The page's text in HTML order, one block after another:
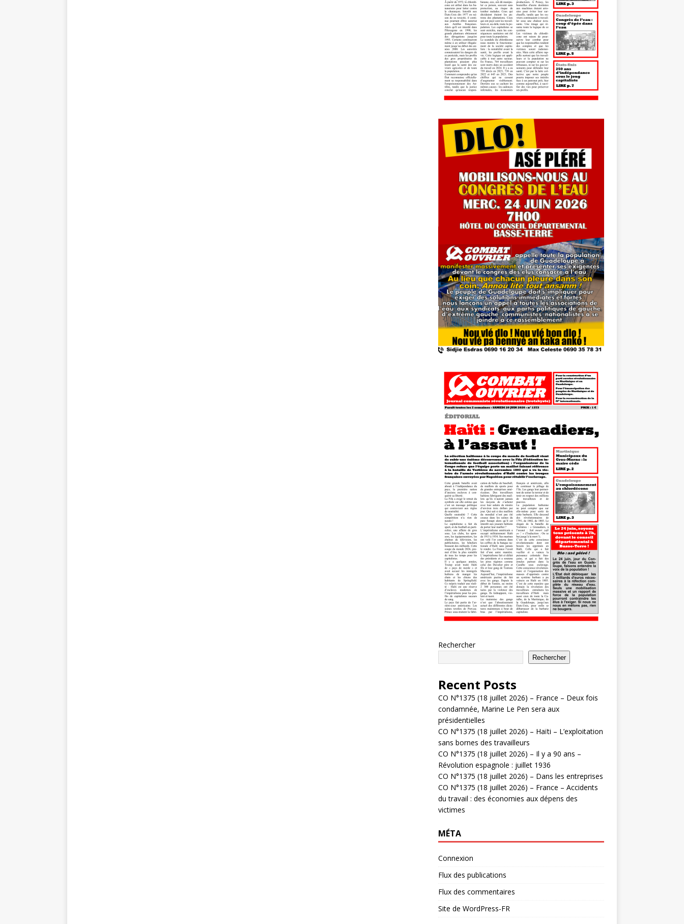
Rechercher
Rechercher
Recent Posts
CO N°1375 (18 juillet 2026) – France – Deux fois
condamnée, Marine Le Pen sera aux
présidentielles
CO N°1375 (18 juillet 2026) – Haïti – L’exploitation
sans bornes des travailleurs
CO N°1375 (18 juillet 2026) – Il y a 90 ans –
Révolution espagnole : juillet 1936
CO N°1375 (18 juillet 2026) – Dans les entreprises
CO N°1375 (18 juillet 2026) – France – Accidents
du travail : des économies aux dépens des
victimes
MÉTA
Connexion
Flux des publications
Flux des commentaires
Site de WordPress-FR